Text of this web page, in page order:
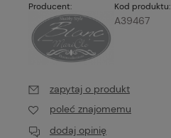
Producent: Kod produktu:
A39467
zapytaj o produkt
poleć znajomemu
dodaj opinię